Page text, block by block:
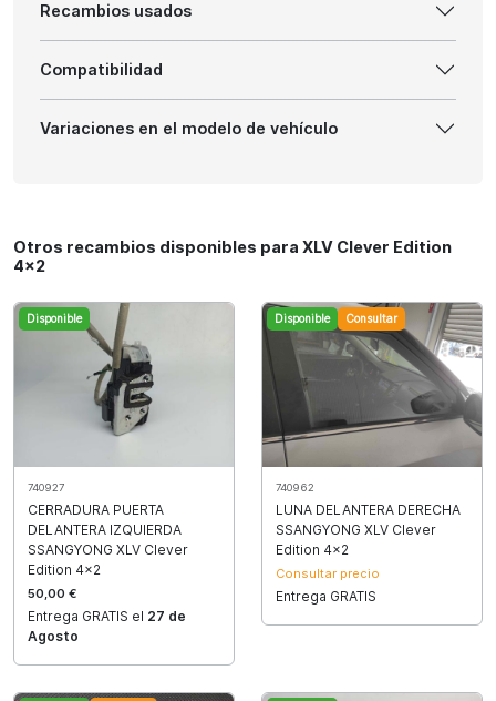
Recambios usados
Compatibilidad
Variaciones en el modelo de vehículo
Otros recambios disponibles para XLV Clever Edition
4x2
Disponible
740927
CERRADURA PUERTA
DELANTERA IZQUIERDA
SSANGYONG XLV Clever
Edition 4x2
50,00 €
Entrega GRATIS el 27 de
Agosto
Disponible Consultar
740962
LUNA DELANTERA DERECHA
SSANGYONG XLV Clever
Edition 4x2
Consultar precio
Entrega GRATIS